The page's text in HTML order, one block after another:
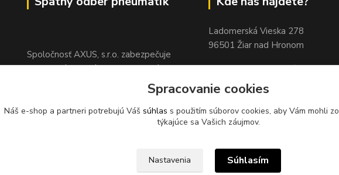
Spoločnosť AXUS, s.r.o. zabezpečuje
bezplatný spätný zber odpadových
pneumatík v sídle spoločnosti na ul.
Geromettova 78, 96621 Lovča.
Ladomerská Vieska 278
96501 Žiar nad Hronom
Sklad 500m od odbočky z
cesty
pri motoreste Ladomer
stavebninami Garaj a COOP
Spracovanie cookies
Náš e-shop a partneri potrebujú Váš súhlas s použitím súborov cookies, aby Vám mohli
týkajúce sa Vašich záujmov.
Nastavenia Súhlasím